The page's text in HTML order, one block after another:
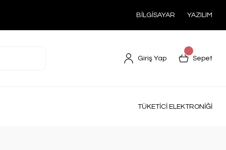
BİLGİSAYAR YAZILIM
Giriş Yap Sepet
TÜKETİCİ ELEKTRONİĞİ